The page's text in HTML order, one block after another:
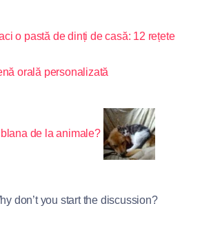
o pastă de dinți de casă: 12 rețete
orală personalizată
de la animale?
don’t you start the discussion?